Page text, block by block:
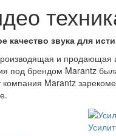
качество звука для
и продающая
под брендом Marantz
Marantz